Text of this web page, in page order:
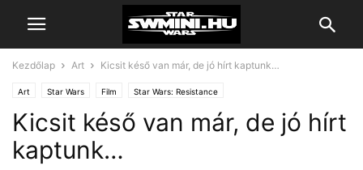
Kezdőlap Art Kicsit késő van már, de jó hírt kaptunk…
Art Star Wars Film Star Wars: Resistance
Kicsit késő van már, de jó hírt
kaptunk…